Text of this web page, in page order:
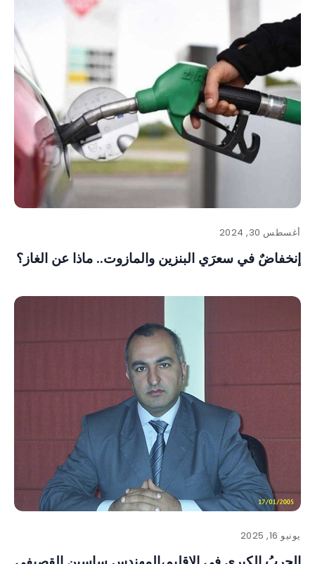
أغسطس 30, 2024
إنخفاضٌ في سعرَي البنزين والمازوت.. ماذا عن الغاز؟
يونيو 16, 2025